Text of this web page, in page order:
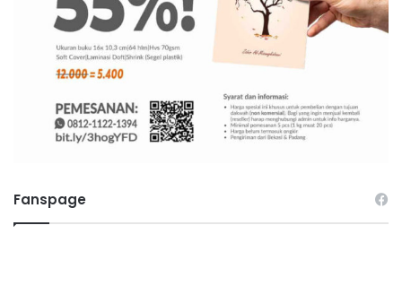
Fanspage